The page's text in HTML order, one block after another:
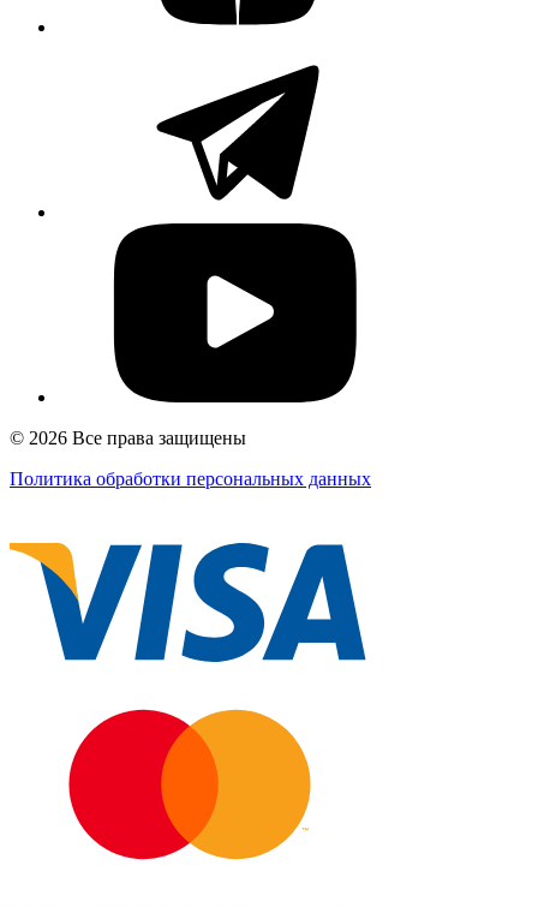
© 2026 Все права защищены
Политика обработки персональных данных